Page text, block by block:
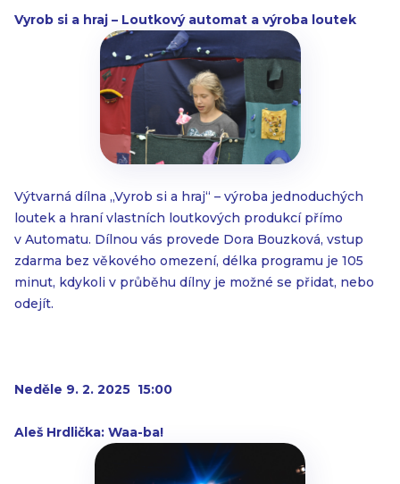
Vyrob si a hraj – Loutkový automat a výroba loutek
Výtvarná dílna „Vyrob si a hraj“ – výroba jednoduchých
loutek a hraní vlastních loutkových produkcí přímo
v Automatu. Dílnou vás provede Dora Bouzková, vstup
zdarma bez věkového omezení, délka programu je 105
minut, kdykoli v průběhu dílny je možné se přidat, nebo
odejít.
Neděle 9. 2. 2025 15:00
Aleš Hrdlička: Waa-ba!